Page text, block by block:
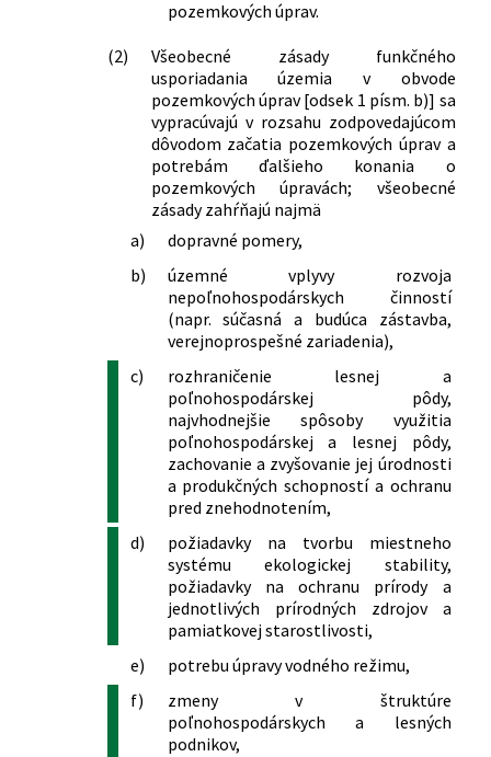
pozemkových úprav.
(2)
Všeobecné zásady funkčného
usporiadania územia v obvode
pozemkových úprav [odsek 1 písm. b)] sa
vypracúvajú v rozsahu zodpovedajúcom
dôvodom začatia pozemkových úprav a
potrebám ďalšieho konania o
pozemkových úpravách; všeobecné
zásady zahŕňajú najmä
a)
dopravné pomery,
b)
územné vplyvy rozvoja
nepoľnohospodárskych činností
(napr. súčasná a budúca zástavba,
verejnoprospešné zariadenia),
c)
rozhraničenie lesnej a
poľnohospodárskej pôdy,
najvhodnejšie spôsoby využitia
poľnohospodárskej a lesnej pôdy,
zachovanie a zvyšovanie jej úrodnosti
a produkčných schopností a ochranu
pred znehodnotením,
d)
požiadavky na tvorbu miestneho
systému ekologickej stability,
požiadavky na ochranu prírody a
jednotlivých prírodných zdrojov a
pamiatkovej starostlivosti,
e)
potrebu úpravy vodného režimu,
f)
zmeny v štruktúre
poľnohospodárskych a lesných
podnikov,